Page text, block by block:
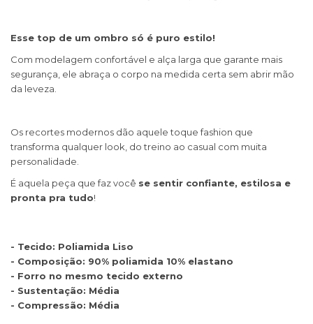
Esse top de um ombro só é puro estilo!
Com modelagem confortável e alça larga que garante mais
segurança, ele abraça o corpo na medida certa sem abrir mão
da leveza.
Os recortes modernos dão aquele toque fashion que
transforma qualquer look, do treino ao casual com muita
personalidade.
É aquela peça que faz você se sentir confiante, estilosa e
pronta pra tudo!
- Tecido: Poliamida Liso
- Composição: 90% poliamida 10% elastano
- Forro no mesmo tecido externo
- Sustentação: Média
- Compressão: Média